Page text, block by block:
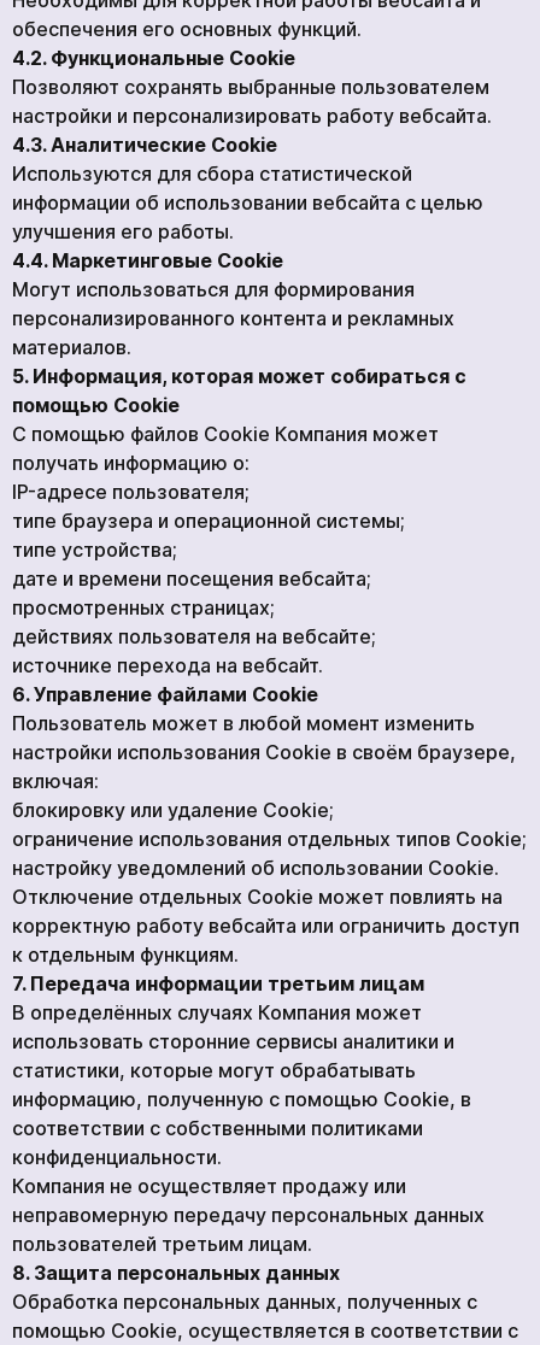
обеспечения его основных функций.
4.2. Функциональные Cookie
Позволяют сохранять выбранные пользователем
настройки и персонализировать работу вебсайта.
4.3. Аналитические Cookie
Используются для сбора статистической
информации об использовании вебсайта с целью
улучшения его работы.
4.4. Маркетинговые Cookie
Могут использоваться для формирования
персонализированного контента и рекламных
материалов.
5. Информация, которая может собираться с
помощью Cookie
С помощью файлов Cookie Компания может
получать информацию о:
IP-адресе пользователя;
типе браузера и операционной системы;
типе устройства;
дате и времени посещения вебсайта;
просмотренных страницах;
действиях пользователя на вебсайте;
источнике перехода на вебсайт.
6. Управление файлами Cookie
Пользователь может в любой момент изменить
настройки использования Cookie в своём браузере,
включая:
блокировку или удаление Cookie;
ограничение использования отдельных типов Cookie;
настройку уведомлений об использовании Cookie.
Отключение отдельных Cookie может повлиять на
корректную работу вебсайта или ограничить доступ
к отдельным функциям.
7. Передача информации третьим лицам
В определённых случаях Компания может
использовать сторонние сервисы аналитики и
статистики, которые могут обрабатывать
информацию, полученную с помощью Cookie, в
соответствии с собственными политиками
конфиденциальности.
Компания не осуществляет продажу или
неправомерную передачу персональных данных
пользователей третьим лицам.
8. Защита персональных данных
Обработка персональных данных, полученных с
помощью Cookie, осуществляется в соответствии с